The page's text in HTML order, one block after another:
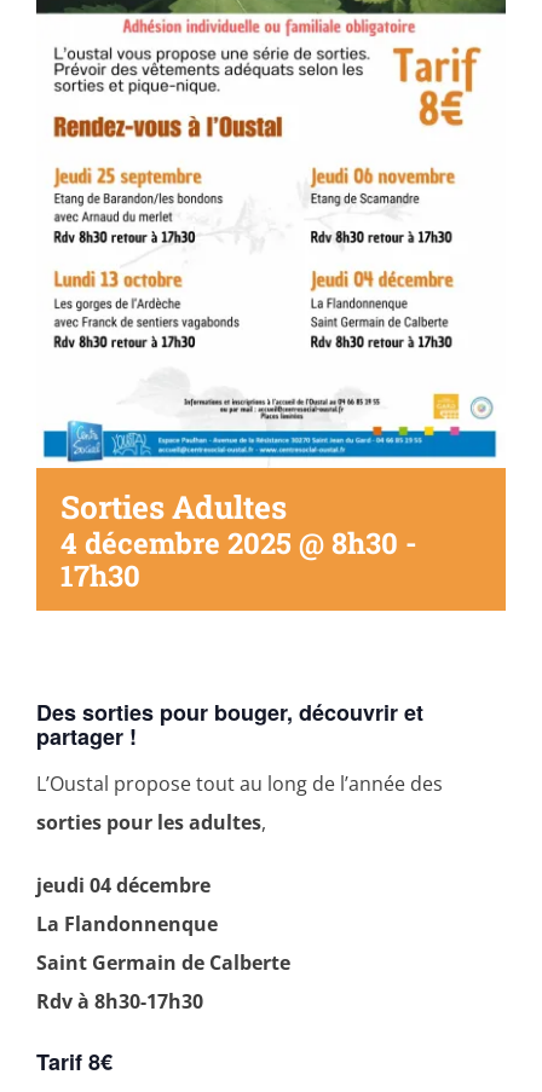
Sorties Adultes
4 décembre 2025 @ 8h30 -
17h30
Des sorties pour bouger, découvrir et
partager !
L’Oustal propose tout au long de l’année des
sorties pour les adultes,
jeudi 04 décembre
La Flandonnenque
Saint Germain de Calberte
Rdv à 8h30-17h30
Tarif 8€